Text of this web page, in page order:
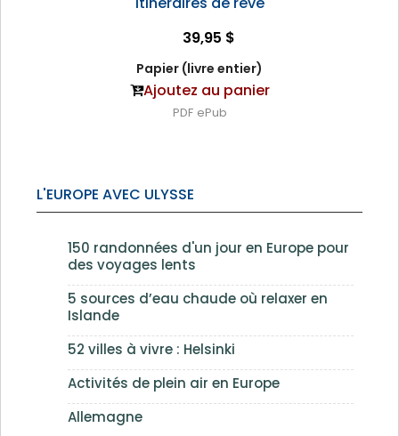
L'EUROPE AVEC ULYSSE
150 randonnées d'un jour en Europe pour
des voyages lents
5 sources d’eau chaude où relaxer en
Islande
52 villes à vivre : Helsinki
Activités de plein air en Europe
Allemagne
39,95 $
Papier (livre entier)
Ajoutez au panier
PDF ePub